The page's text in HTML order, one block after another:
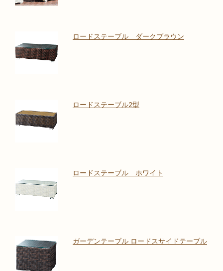
ロードステーブル ダークブラウン
ロードステーブル2型
ロードステーブル ホワイト
ガーデンテーブル ロードスサイドテーブル